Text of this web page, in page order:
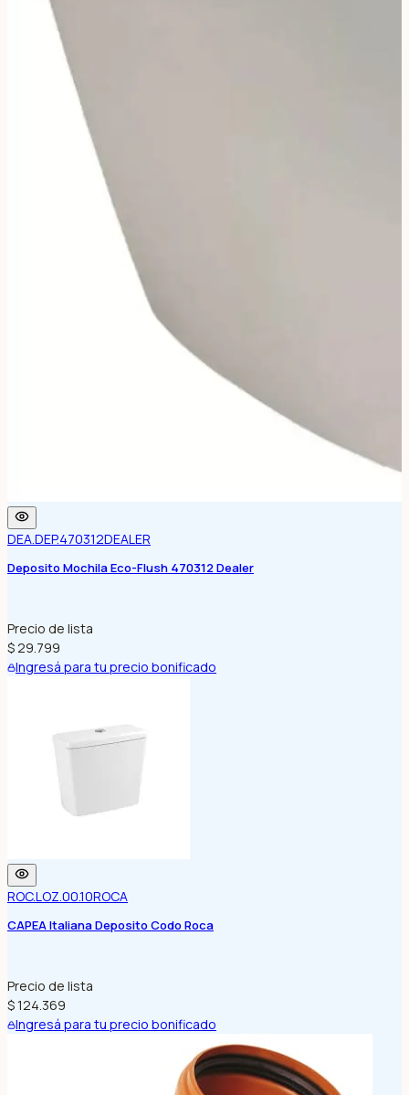
DEA.DEP.470312DEALER
Deposito Mochila Eco-Flush 470312 Dealer
Precio de lista
$ 29.799
Ingresá para tu precio bonificado
ROC.LOZ.00.10ROCA
CAPEA Italiana Deposito Codo Roca
Precio de lista
$ 124.369
Ingresá para tu precio bonificado